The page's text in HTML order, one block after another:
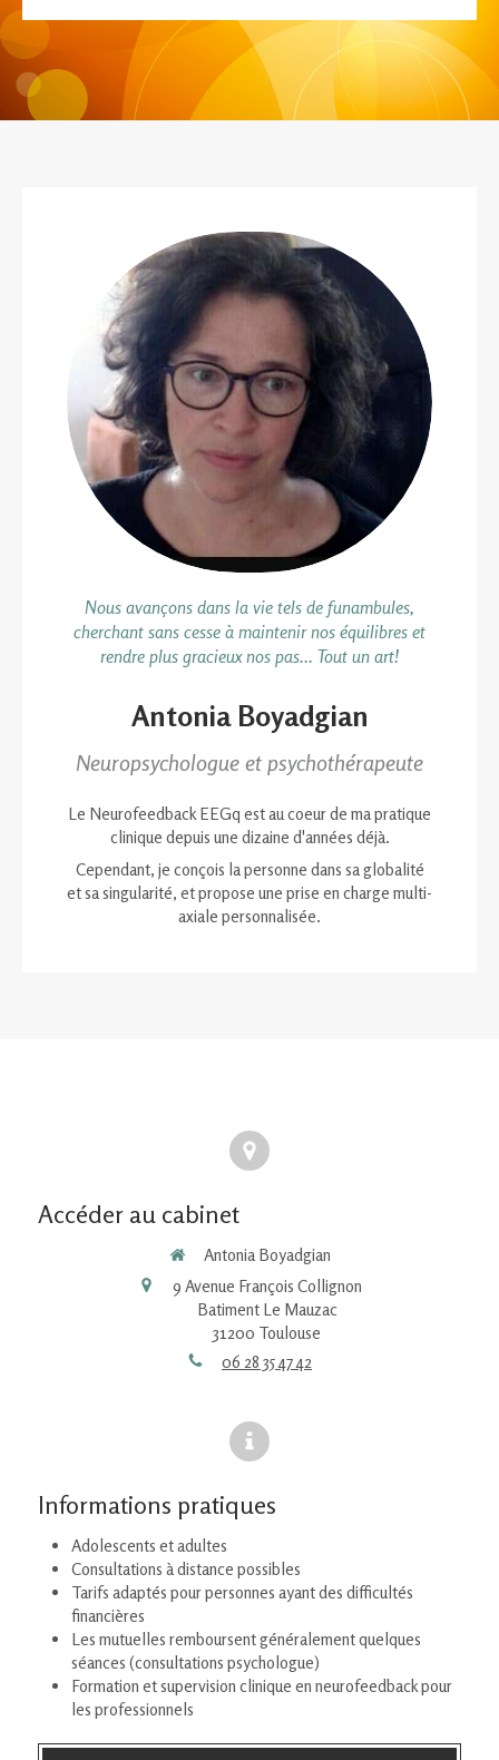
Nous avançons dans la vie tels de funambules,
cherchant sans cesse à maintenir nos équilibres et
rendre plus gracieux nos pas... Tout un art!
Antonia Boyadgian
Neuropsychologue et psychothérapeute
Le Neurofeedback EEGq est au coeur de ma pratique
clinique depuis une dizaine d'années déjà.
Cependant, je conçois la personne dans sa globalité
et sa singularité, et propose une prise en charge multi-
axiale personnalisée.
Accéder au cabinet
Antonia Boyadgian
9 Avenue François Collignon
Batiment Le Mauzac
31200 Toulouse
06 28 35 47 42
Informations pratiques
Adolescents et adultes
Consultations à distance possibles
Tarifs adaptés pour personnes ayant des difficultés
financières
Les mutuelles remboursent généralement quelques
séances (consultations psychologue)
Formation et supervision clinique en neurofeedback pour
les professionnels